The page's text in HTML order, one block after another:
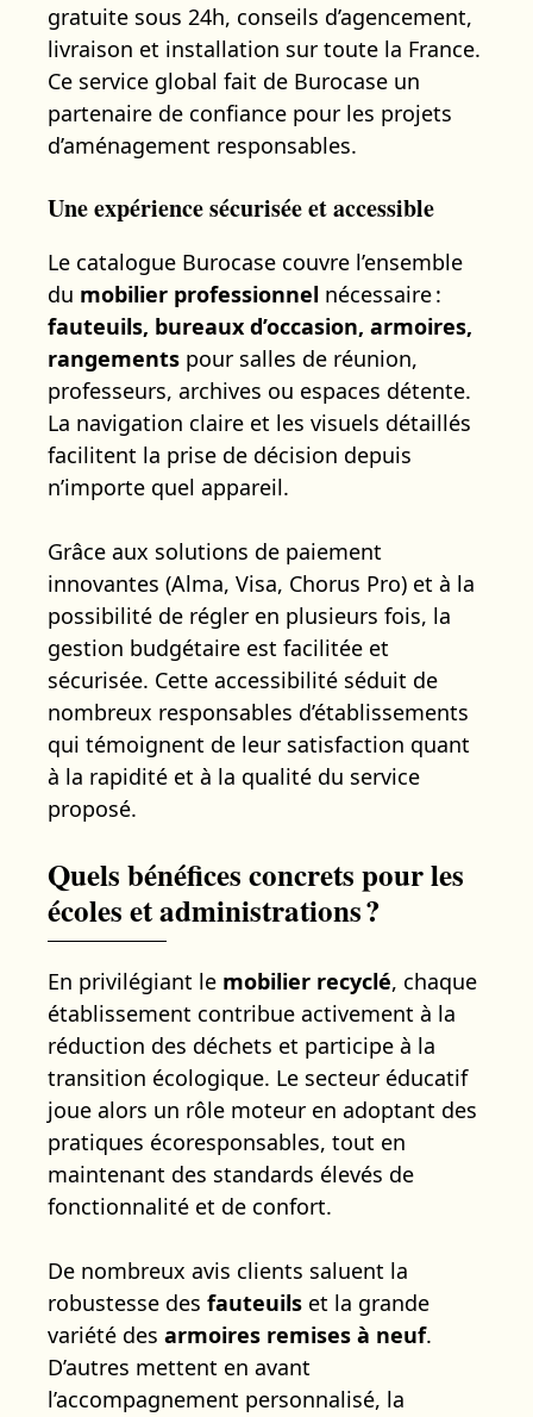
gratuite sous 24h, conseils d’agencement,
livraison et installation sur toute la France.
Ce service global fait de Burocase un
partenaire de confiance pour les projets
d’aménagement responsables.
Une expérience sécurisée et accessible
Le catalogue Burocase couvre l’ensemble
du mobilier professionnel nécessaire :
fauteuils, bureaux d’occasion, armoires,
rangements pour salles de réunion,
professeurs, archives ou espaces détente.
La navigation claire et les visuels détaillés
facilitent la prise de décision depuis
n’importe quel appareil.
Grâce aux solutions de paiement
innovantes (Alma, Visa, Chorus Pro) et à la
possibilité de régler en plusieurs fois, la
gestion budgétaire est facilitée et
sécurisée. Cette accessibilité séduit de
nombreux responsables d’établissements
qui témoignent de leur satisfaction quant
à la rapidité et à la qualité du service
proposé.
Quels bénéfices concrets pour les
écoles et administrations ?
En privilégiant le mobilier recyclé, chaque
établissement contribue activement à la
réduction des déchets et participe à la
transition écologique. Le secteur éducatif
joue alors un rôle moteur en adoptant des
pratiques écoresponsables, tout en
maintenant des standards élevés de
fonctionnalité et de confort.
De nombreux avis clients saluent la
robustesse des fauteuils et la grande
variété des armoires remises à neuf.
D’autres mettent en avant
l’accompagnement personnalisé, la